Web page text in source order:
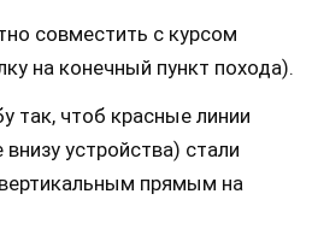
совместить с курсом
на конечный пункт похода).
так, чтоб красные линии
устройства) стали
прямым на